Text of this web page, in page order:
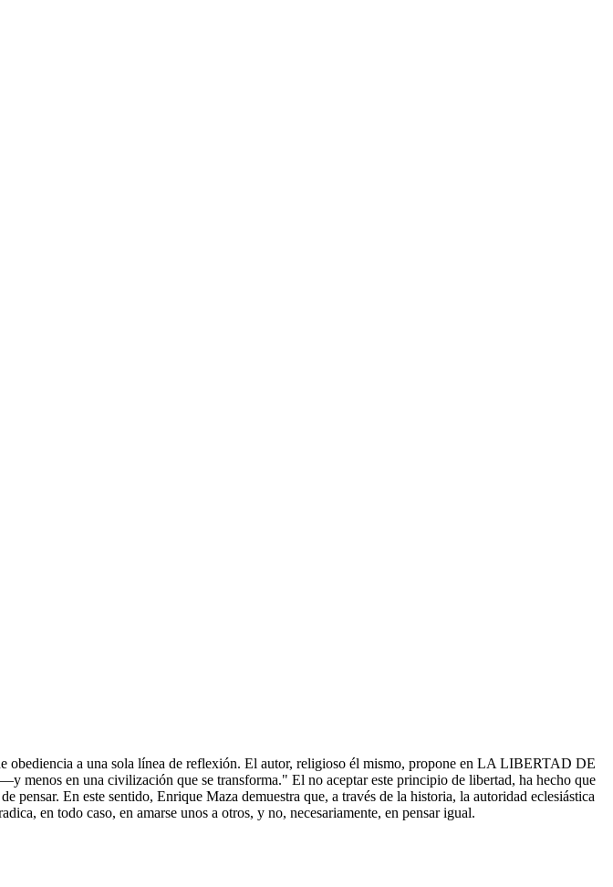
obediencia a una sola línea de reflexión. El autor, religioso él mismo, propone en LA LIBERTAD DE
en una civilización que se transforma." El no aceptar este principio de libertad, ha hecho que
En este sentido, Enrique Maza demuestra que, a través de la historia, la autoridad eclesiástica
en todo caso, en amarse unos a otros, y no, necesariamente, en pensar igual.